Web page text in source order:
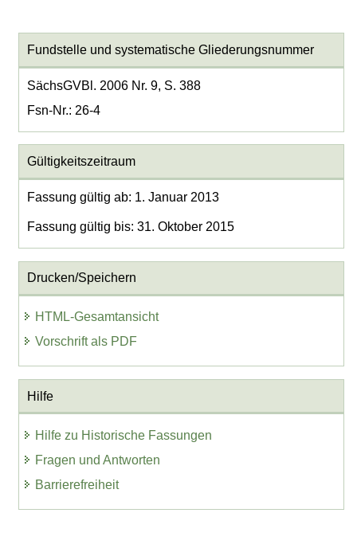
Fundstelle und systematische Gliederungsnummer
SächsGVBl. 2006 Nr. 9, S. 388
Fsn-Nr.: 26-4
Gültigkeitszeitraum
Fassung gültig ab: 1. Januar 2013
Fassung gültig bis: 31. Oktober 2015
Drucken/Speichern
HTML-Gesamtansicht
Vorschrift als PDF
Hilfe
Hilfe zu Historische Fassungen
Fragen und Antworten
Barrierefreiheit